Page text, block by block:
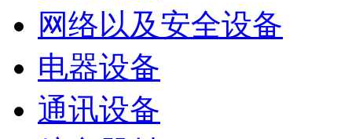
网络以及安全设备
电器设备
通讯设备